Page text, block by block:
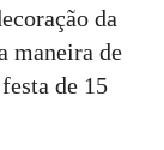
da
maneira de
de 15